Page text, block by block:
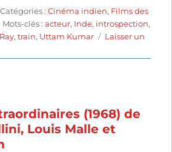
Catégories
Catégories :Cinéma indien, Films des
Étiquettes
Mots-clés :acteur, Inde, introspection,
,train, Uttam Kumar
Laisser un
(1968) de
Louis Malle et